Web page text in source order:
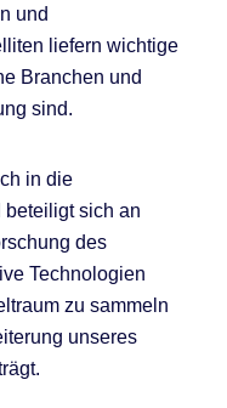
und
liefern wichtige
Branchen und
sind.
in die
beteiligt sich an
des
Technologien
zu sammeln
unseres